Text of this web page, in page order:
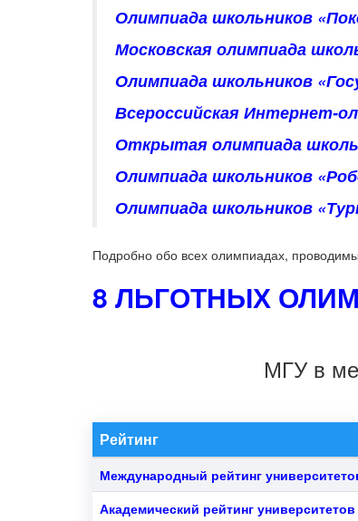
Олимпиада школьников
Московская олимпиада
Олимпиада школьников
Всероссийская Интернет-
Открытая олимпиада
Олимпиада школьников
Олимпиада школьников
Подробно обо всех олимпиадах,
8 ЛЬГОТНЫХ
МГУ в
Рейтинг
Международный рейтинг
Академический рейтинг